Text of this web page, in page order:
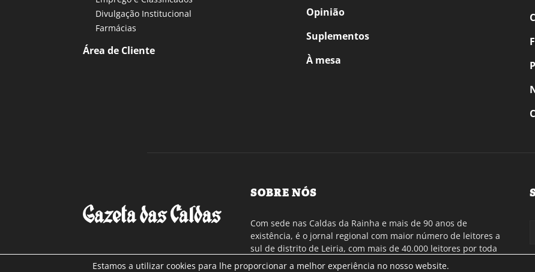
Divulgação Institucional
Farmácias
Área de Cliente
Opinião
Suplementos
À mesa
SOBRE NÓS
Com sede nas Caldas da Rainha e mais de 90 anos de
existência, é o jornal regional com maior número de leitores a
sul de distrito de Leiria, com mais de 40.000 leitores por toda
a região Oeste. Jornal com distribuição em Portugal
Estamos a utilizar cookies para lhe proporcionar a melhor experiência no nosso website.